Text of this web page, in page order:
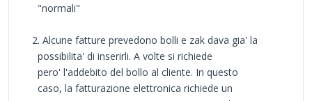
"normali"
2. Alcune fatture prevedono bolli e zak dava gia' la
possibilita' di inserirli. A volte si richiede
pero' l'addebito del bollo al cliente. In questo
caso, la fatturazione elettronica richiede un